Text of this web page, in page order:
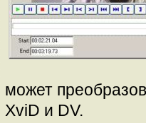
может
XviD и DV.